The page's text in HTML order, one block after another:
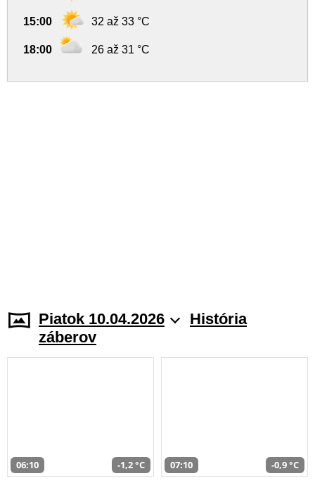
15:00 32 až 33 °C
18:00 26 až 31 °C
Piatok 10.04.2026
História
záberov
06:10 -1,2 °C 07:10 -0,9 °C